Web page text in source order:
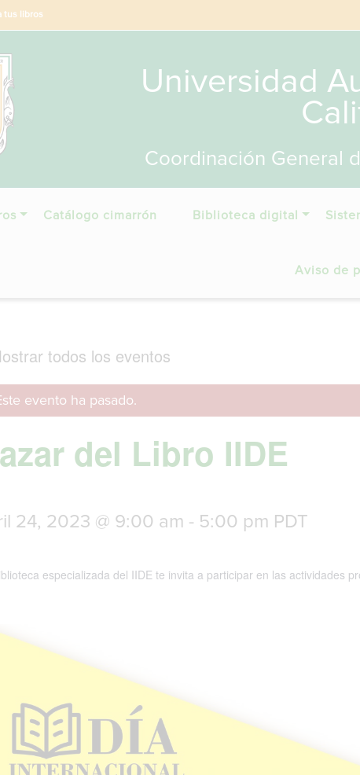
tus libros
Universidad
Coordinación General
Catálogo cimarrón Biblioteca digital
Aviso de
todos los eventos
evento ha pasado.
del Libro IIDE
24, 2023 @ 9:00 am - 5:00 pm PDT
especializada del IIDE te invita a participar en las actividades